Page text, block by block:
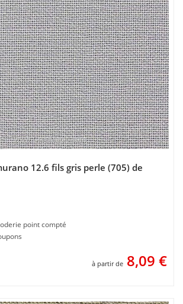
12.6 fils gris perle (705) de
point compté
à partir de 8,09 €